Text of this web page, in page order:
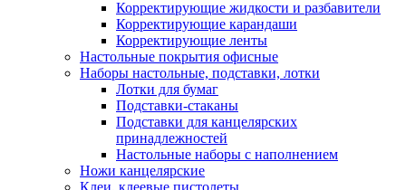
Корректирующие жидкости и разбавители
Корректирующие карандаши
Корректирующие ленты
Настольные покрытия офисные
Наборы настольные, подставки, лотки
Лотки для бумаг
Подставки-стаканы
Подставки для канцелярских
принадлежностей
Настольные наборы с наполнением
Ножи канцелярские
Клеи, клеевые пистолеты